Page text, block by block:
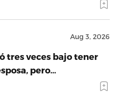
Aug 3, 2026
tres veces bajo tener
pero…